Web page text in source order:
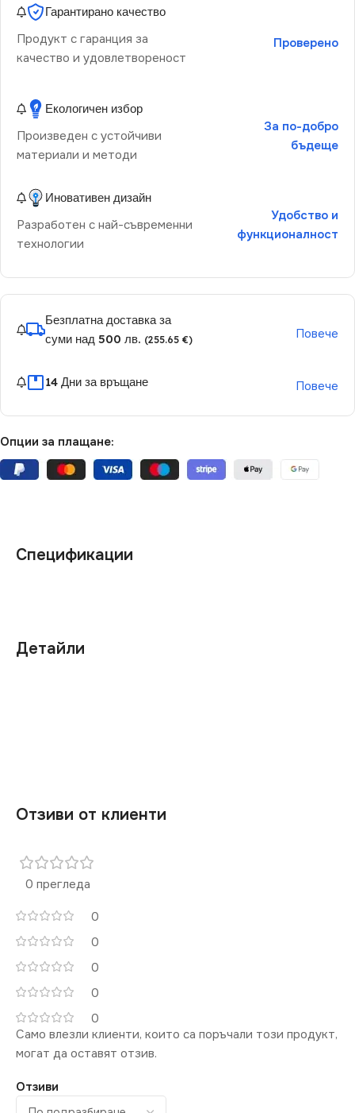
Гарантирано качество
Продукт с гаранция за
качество и удовлетвореност
Проверено
Екологичен избор
Произведен с устойчиви
материали и методи
За по-добро
бъдеще
Иновативен дизайн
Разработен с най-съвременни
технологии
Удобство и
функционалност
Безплатна доставка за
суми над 500 лв. (255.65 €) Повече
14 Дни за връщане Повече
Опции за плащане:
Детайли
Спецификации
Отзиви от клиенти
0 прегледа
0
0
0
0
0
Отзиви
Само влезли клиенти, които са поръчали този продукт,
могат да оставят отзив.